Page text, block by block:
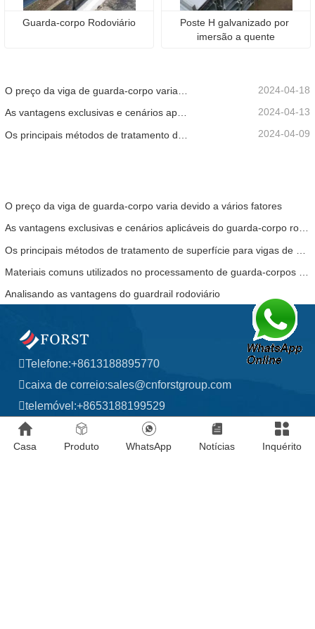
Guarda-corpo Rodoviário
Poste H galvanizado por
imersão a quente
2024-04-18
As vantagens exclusivas e cenários aplicáveis ​​do guarda-corpo rodoviário 2024-04-13
2024-04-09
O preço da viga de guarda-corpo varia devido a vários fatores
As vantagens exclusivas e cenários aplicáveis ​​do guarda-corpo rodoviário
Analisando as vantagens do guardrail rodoviário
Telefone:+8613188895770
caixa de correio:sales@cnforstgroup.com
telemóvel:+8653188199529
WhatsApp:+8613188895770
O endereço da empresa:
Casa Produto WhatsApp Notícias Inquérito